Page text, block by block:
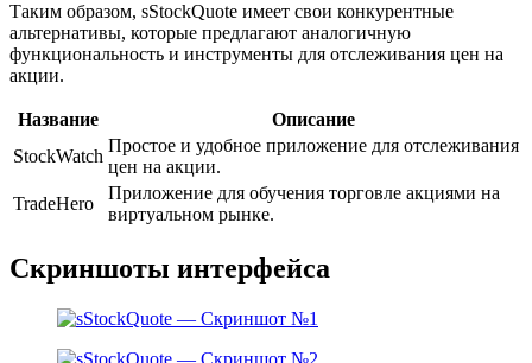
Таким образом, sStockQuote имеет свои конкурентные
альтернативы, которые предлагают аналогичную
функциональность и инструменты для отслеживания цен на
акции.
Название
Описание
StockWatch
Простое и удобное приложение для отслеживания
цен на акции.
TradeHero
Приложение для обучения торговле акциями на
виртуальном рынке.
Скриншоты интерфейса